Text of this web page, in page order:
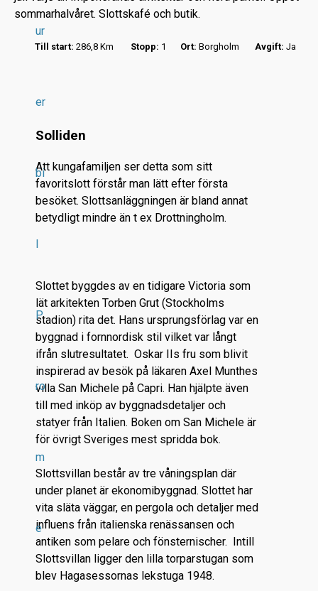
ur
er
bi
l
P
ro
m
e
sommarhalvåret. Slottskafé och butik.
Till start: 286,8 Km Stopp: 1 Ort: Borgholm Avgift: Ja
Solliden
Att kungafamiljen ser detta som sitt
favoritslott förstår man lätt efter första
besöket. Slottsanläggningen är bland annat
betydligt mindre än t ex Drottningholm.
Slottet byggdes av en tidigare Victoria som
lät arkitekten Torben Grut (Stockholms
stadion) rita det. Hans ursprungsförlag var en
byggnad i fornnordisk stil vilket var långt
ifrån slutresultatet. Oskar IIs fru som blivit
inspirerad av besök på läkaren Axel Munthes
villa San Michele på Capri. Han hjälpte även
till med inköp av byggnadsdetaljer och
statyer från Italien. Boken om San Michele är
för övrigt Sveriges mest spridda bok.
Slottsvillan består av tre våningsplan där
under planet är ekonomibyggnad. Slottet har
vita släta väggar, en pergola och detaljer med
influens från italienska renässansen och
antiken som pelare och fönsternischer. Intill
Slottsvillan ligger den lilla torparstugan som
blev Hagasessornas lekstuga 1948.